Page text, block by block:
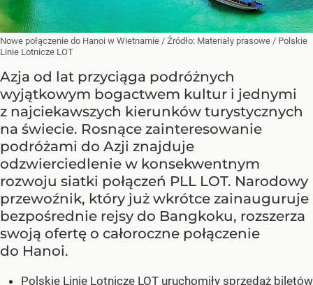
Nowe połączenie do Hanoi w Wietnamie / Źródło: Materiały prasowe / Polskie
Linie Lotnicze LOT
Azja od lat przyciąga podróżnych
wyjątkowym bogactwem kultur i jednymi
z najciekawszych kierunków turystycznych
na świecie. Rosnące zainteresowanie
podróżami do Azji znajduje
odzwierciedlenie w konsekwentnym
rozwoju siatki połączeń PLL LOT. Narodowy
przewoźnik, który już wkrótce zainauguruje
bezpośrednie rejsy do Bangkoku, rozszerza
swoją ofertę o całoroczne połączenie
do Hanoi.
Polskie Linie Lotnicze LOT uruchomiły sprzedaż biletów